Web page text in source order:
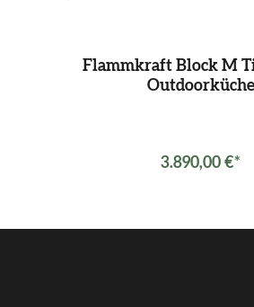
Flammkraft Block M
Outdoorküche
3.890,00 €*